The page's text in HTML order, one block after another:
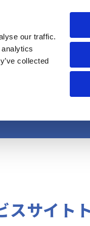
our traffic.
collected
企業情報 サス
スサイト